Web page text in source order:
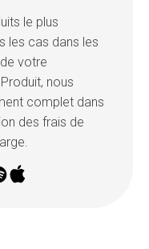
le plus
les cas dans les
votre
nous
complet dans
des frais de